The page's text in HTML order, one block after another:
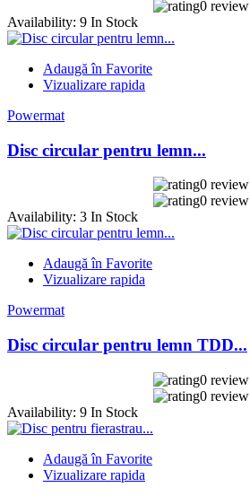
0 review
Availability: 9 In Stock
Adaugă în Favorite
Vizualizare rapida
Powermat
Disc circular pentru lemn...
0 review
0 review
Availability: 3 In Stock
Adaugă în Favorite
Vizualizare rapida
Powermat
Disc circular pentru lemn TDD...
0 review
0 review
Availability: 9 In Stock
Adaugă în Favorite
Vizualizare rapida